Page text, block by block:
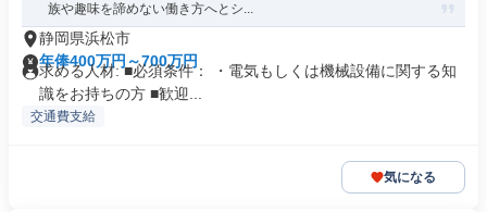
族や趣味を諦めない働き方へとシ...
静岡県浜松市
年俸400万円～700万円
求める人材: ■必須条件： ・電気もしくは機械設備に関する知
識をお持ちの方 ■歓迎...
交通費支給
気になる